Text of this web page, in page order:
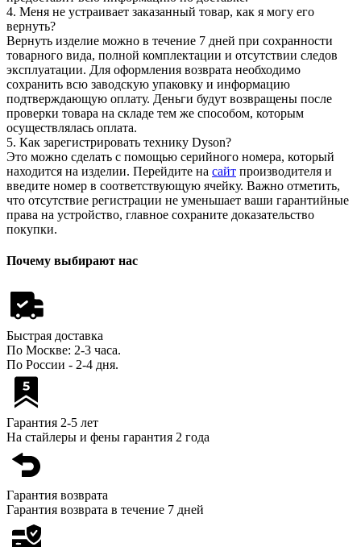
4. Меня не устраивает заказанный товар, как я могу его
вернуть?
Вернуть изделие можно в течение 7 дней при сохранности
товарного вида, полной комплектации и отсутствии следов
эксплуатации. Для оформления возврата необходимо
сохранить всю заводскую упаковку и информацию
подтверждающую оплату. Деньги будут возвращены после
проверки товара на складе тем же способом, которым
осуществлялась оплата.
5. Как зарегистрировать технику Dyson?
Это можно сделать с помощью серийного номера, который
находится на изделии. Перейдите на сайт производителя и
введите номер в соответствующую ячейку. Важно отметить,
что отсутствие регистрации не уменьшает ваши гарантийные
права на устройство, главное сохраните доказательство
покупки.
Почему выбирают нас
Быстрая доставка
По Москве: 2-3 часа.
По России - 2-4 дня.
Гарантия 2-5 лет
На стайлеры и фены гарантия 2 года
Гарантия возврата
Гарантия возврата в течение 7 дней